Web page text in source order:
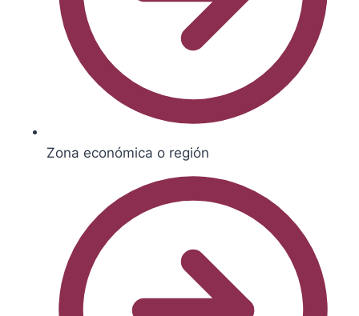
Zona económica o región